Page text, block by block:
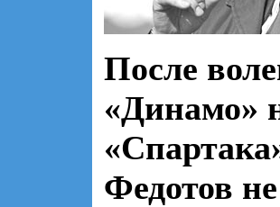
После
«Динамо»
Федотов